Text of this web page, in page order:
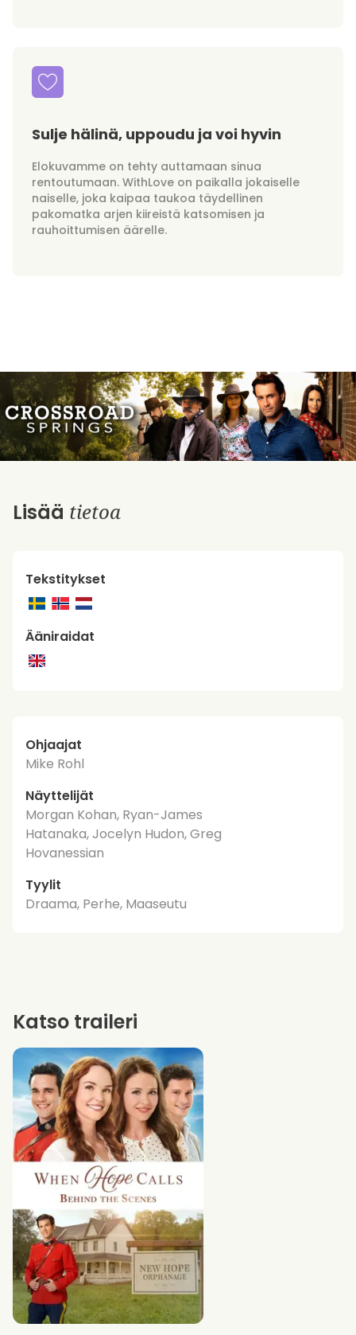
Sulje hälinä, uppoudu ja voi hyvin
Elokuvamme on tehty auttamaan sinua
rentoutumaan. WithLove on paikalla jokaiselle
naiselle, joka kaipaa taukoa täydellinen
pakomatka arjen kiireistä katsomisen ja
rauhoittumisen äärelle.
Lisää tietoa
Tekstitykset
Ääniraidat
Ohjaajat
Mike Rohl
Näyttelijät
Morgan Kohan, Ryan-James
Hatanaka, Jocelyn Hudon, Greg
Hovanessian
Tyylit
Draama, Perhe, Maaseutu
Katso traileri